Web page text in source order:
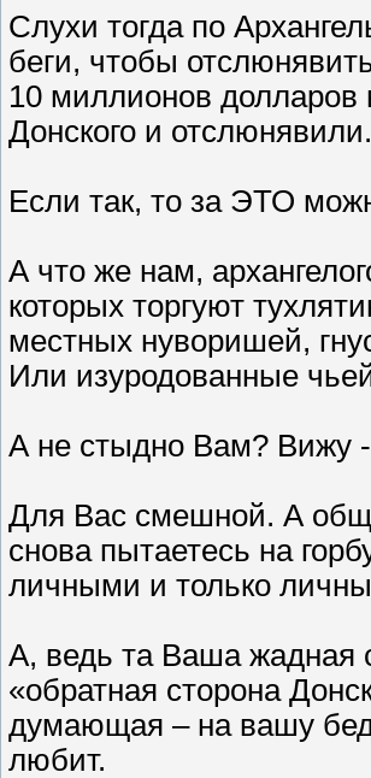
Слухи тогда по
беги, чтобы
10 миллионов долларов
Донского и
Если так, то за ЭТО
А что же нам,
которых торгуют
местных нуворишей,
Или изуродованные
А не стыдно Вам? Вижу
Для Вас смешной. А
снова пытаетесь на
личными и только
А, ведь та Ваша жадная
«обратная сторона
думающая – на вашу
любит.